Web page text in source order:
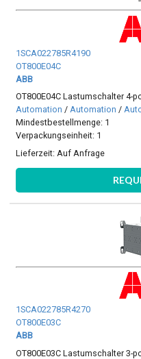
1SCA022785R4190
OT800E04C
ABB
OT800E04C Lastumschalter 4-
Automation /Automation /
Mindestbestellmenge: 1
Verpackungseinheit: 1
Lieferzeit: Auf Anfrage
1SCA022785R4270
OT800E03C
ABB
OT800E03C Lastumschalter 3-